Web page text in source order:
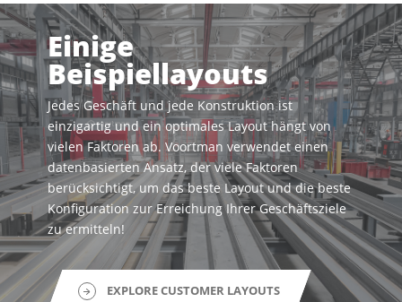
Einige
Beispiellayouts
Jedes Geschäft und jede Konstruktion ist
einzigartig und ein optimales Layout hängt von
vielen Faktoren ab. Voortman verwendet einen
datenbasierten Ansatz, der viele Faktoren
berücksichtigt, um das beste Layout und die beste
Konfiguration zur Erreichung Ihrer Geschäftsziele
zu ermitteln!
EXPLORE CUSTOMER LAYOUTS